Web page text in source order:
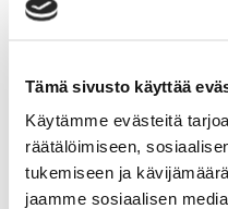
Tämä sivusto käyttää
Käytämme evästeitä
räätälöimiseen,
tukemiseen ja
jaamme sosiaalisen